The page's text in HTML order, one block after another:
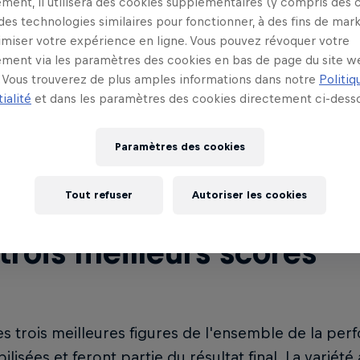
+ prise de risque
facteurs doivent être combinés. Faible hauteur
grande hauteur + pas de prise de risque =
+ prise de risque = score élevé.
meilleurs scores
trois meilleures figures de l'ensemble de la
technologies similaires pour fonctionner, à des fins de
votre expérience en ligne. Vous pouvez révoquer votre
via les paramètres des cookies en bas de page du site
trouverez de plus amples informations dans notre
et dans les paramètres des cookies directement ci-
Paramètres des cookies
Tout refuser Autoriser les cookies